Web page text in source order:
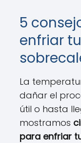
5
enfriar
La
dañar el
útil o hasta
mostramos
para enfriar